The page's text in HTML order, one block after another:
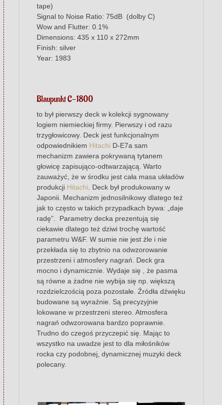
tape)
Signal to Noise Ratio: 75dB (dolby C)
Wow and Flutter: 0.1%
Dimensions: 435 x 110 x 272mm
Finish: silver
Year: 1983
Blaupunkt C-1800
to był pierwszy deck w kolekcji sygnowany
logiem niemieckiej firmy. Pierwszy i od razu
trzygłowicowy. Deck jest funkcjonalnym
odpowiednikiem Hitachi D-E7a sam
mechanizm zawiera pokrywaną tytanem
głowicę zapisująco-odtwarzającą. Warto
zauważyć, że w środku jest cała masa układów
produkcji Hitachi . Deck był produkowany w
Japonii. Mechanizm jednosilnikowy dlatego też
jak to często w takich przypadkach bywa: „daje
radę”. Parametry decka prezentują się
ciekawie dlatego też dziwi trochę wartość
parametru W&F. W sumie nie jest źle i nie
przekłada się to zbytnio na odwzorowanie
przestrzeni i atmosfery nagrań. Deck gra
mocno i dynamicznie. Wydaje się , że pasma
są równe a żadne nie wybija się np. większą
rozdzielczością poza pozostałe. Źródła dźwięku
budowane są wyraźnie. Są precyzyjnie
lokowane w przestrzeni stereo. Atmosfera
nagrań odwzorowana bardzo poprawnie.
Trudno do czegoś przyczepić się. Mając to
wszystko na uwadze jest to dla miłośników
rocka czy podobnej, dynamicznej muzyki deck
polecany.